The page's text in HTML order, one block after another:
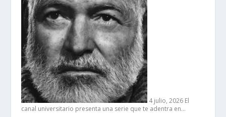
4 julio, 2026 El
canal universitario presenta una serie que te adentra en…